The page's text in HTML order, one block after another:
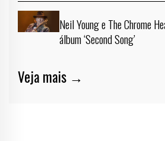
Neil Young e The Chrome
álbum ‘Second Song’
Veja mais →